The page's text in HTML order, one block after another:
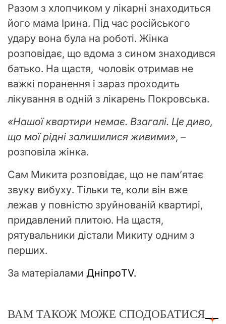
Разом з хлопчиком у лікарні знаходиться
його мама Ірина. Під час російського
удару вона була на роботі. Жінка
розповідає, що вдома з сином знаходився
батько. На щастя, чоловік отримав не
важкі поранення і зараз проходить
лікування в одній з лікарень Покровська.
«Нашої квартири немає. Взагалі. Це диво,
що мої рідні залишилися живими», –
розповіла жінка.
Сам Микита розповідає, що не памʼятає
звуку вибуху. Тільки те, коли він вже
лежав у повністю зруйнованій квартирі,
придавлений плитою. На щастя,
рятувальники дістали Микиту одним з
перших.
За матеріалами ДніпроTV.
ВАМ ТАКОЖ МОЖЕ СПОДОБАТИСЯ